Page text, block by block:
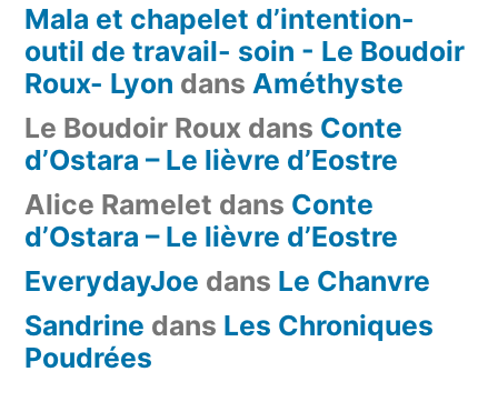
Mala et chapelet d’intention-
outil de travail- soin - Le Boudoir
Roux- Lyon dans Améthyste
Le Boudoir Roux dans Conte
d’Ostara – Le lièvre d’Eostre
Alice Ramelet dans Conte
d’Ostara – Le lièvre d’Eostre
EverydayJoe dans Le Chanvre
Sandrine dans Les Chroniques
Poudrées